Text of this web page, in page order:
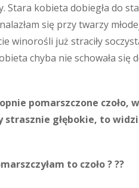
Stara kobieta dobiegła do
się przy twarzy
już straciły
chyba nie schowała się
pomarszczone
głębokie, to
to czoło ? ??